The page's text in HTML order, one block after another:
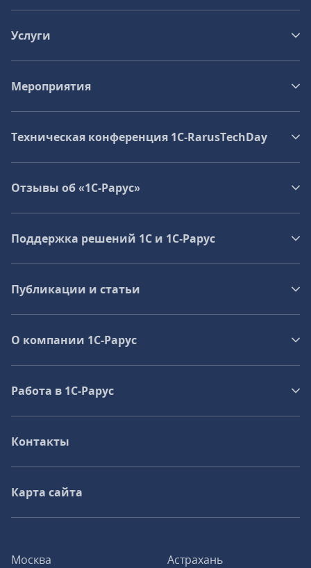
Москва
Астрахань
Услуги
Мероприятия
Техническая конференция 1C‑RarusTechDay
Отзывы об «1С-Рарус»
Поддержка решений 1С и 1С‑Рарус
Публикации и статьи
О компании 1C-Рарус
Работа в 1С‑Рарус
Контакты
Карта сайта